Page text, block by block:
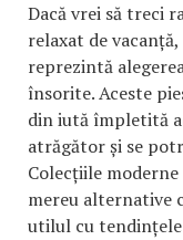
Dacă vrei să treci
relaxat de
reprezintă
însorite. Aceste
din iută împletită
atrăgător și se
Colecțiile moderne
mereu alternative
utilul cu tendințele